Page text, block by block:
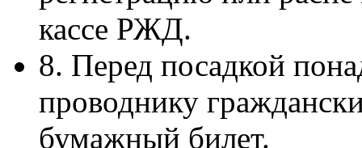
кассе РЖД.
8. Перед посадкой
проводнику
бумажный билет.